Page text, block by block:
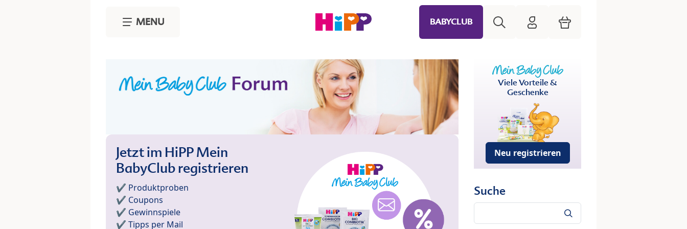
MENU BABYCLUB HiPP Mein Babyclub
Warenkorb
Jetzt im HiPP Mein
BabyClub registrieren
✔️ Produktproben
✔️ Coupons
✔️ Gewinnspiele
✔️ Tipps per Mail
Viele Vorteile &
Geschenke
Neu registrieren
Suche